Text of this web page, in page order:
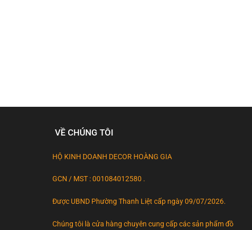
VỀ CHÚNG TÔI
HỘ KINH DOANH DECOR HOÀNG GIA
GCN / MST : 001084012580 .
Được UBND Phường Thanh Liệt cấp ngày 09/07/2026.
Chúng tôi là cửa hàng chuyên cung cấp các sản phẩm đồ